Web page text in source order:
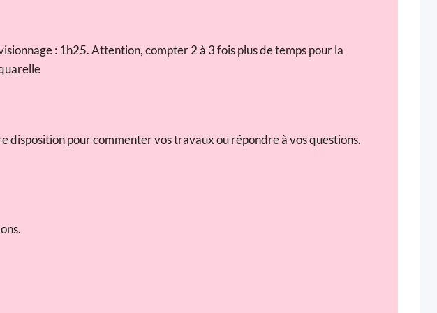
: 1h25. Attention, compter 2 à 3 fois plus de temps pour la
disposition pour commenter vos travaux ou répondre à vos questions.